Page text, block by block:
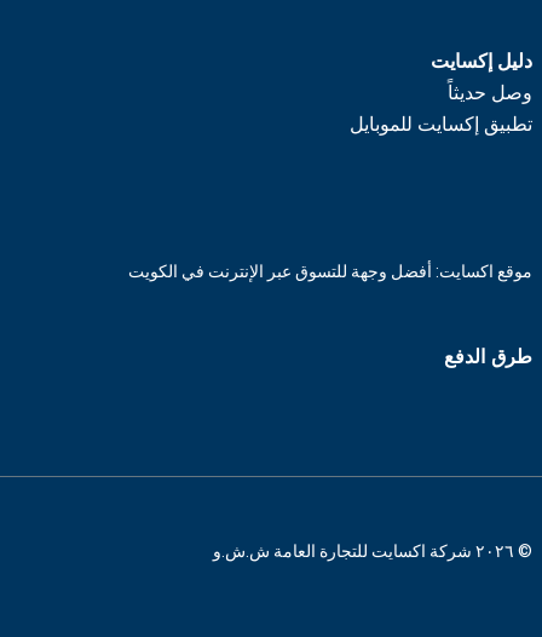
دليل إكسايت
وصل حديثاً
تطبيق إكسايت للموبايل
موقع اكسايت: أفضل وجهة للتسوق عبر الإنترنت في الكويت
طرق الدفع
© ٢٠٢٦ شركة اكسايت للتجارة العامة ش.ش.و